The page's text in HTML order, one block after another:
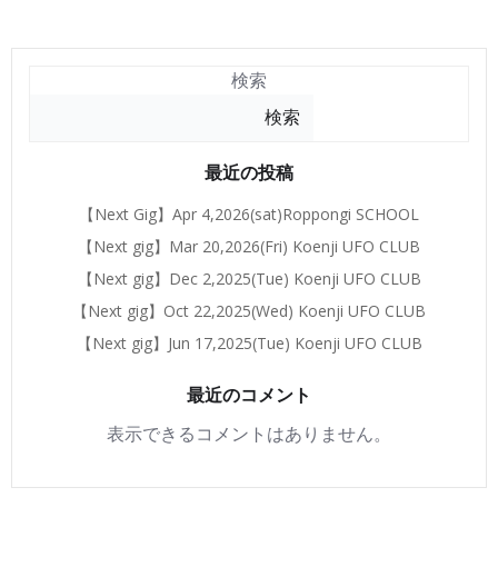
検索
検索
最近の投稿
【Next Gig】Apr 4,2026(sat)Roppongi SCHOOL
【Next gig】Mar 20,2026(Fri) Koenji UFO CLUB
【Next gig】Dec 2,2025(Tue) Koenji UFO CLUB
【Next gig】Oct 22,2025(Wed) Koenji UFO CLUB
【Next gig】Jun 17,2025(Tue) Koenji UFO CLUB
最近のコメント
表示できるコメントはありません。